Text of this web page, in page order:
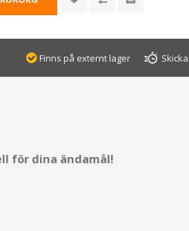
Finns på externt lager
för dina ändamål!